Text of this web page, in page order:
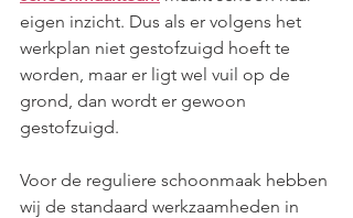
eigen inzicht. Dus als er volgens het
werkplan niet gestofzuigd hoeft te
worden, maar er ligt wel vuil op de
grond, dan wordt er gewoon
gestofzuigd.
Voor de reguliere schoonmaak hebben
wij de standaard werkzaamheden in